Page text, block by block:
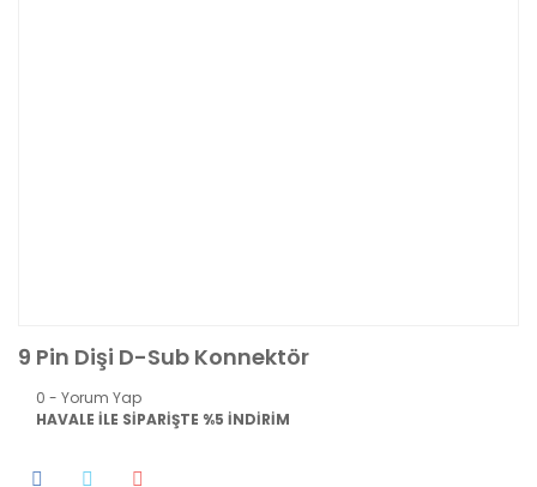
9 Pin Dişi D-Sub Konnektör
0 - Yorum Yap
HAVALE İLE SİPARİŞTE %5 İNDİRİM